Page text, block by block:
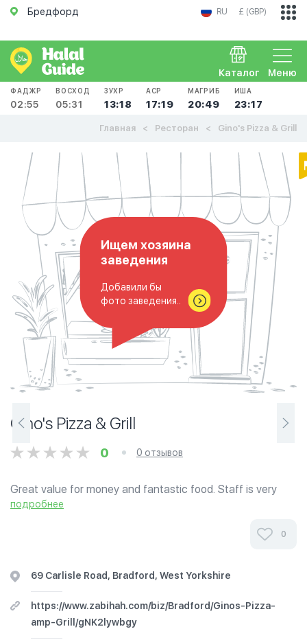
Бредфорд RU £ (GBP)
Меню
Каталог
ФАДЖР
02:55
ВОСХОД
05:31
ЗУХР
13:18
АСР
17:19
МАГРИБ
20:49
ИША
23:17
Главная Ресторан Gino's Pizza & Grill
Ищем хозяина
заведения
Добавили бы
фото заведения..
Gino's Pizza & Grill
0 0 отзывов
Great value for money and fantastic food. Staff is very
friendly. An example: 1 meat masala 1 keema bhuna 1
подробнее
0
69 Carlisle Road, Bradford, West Yorkshire
https://www.zabihah.com/biz/Bradford/Ginos-Pizza-
amp-Grill/gNK2lywbgy